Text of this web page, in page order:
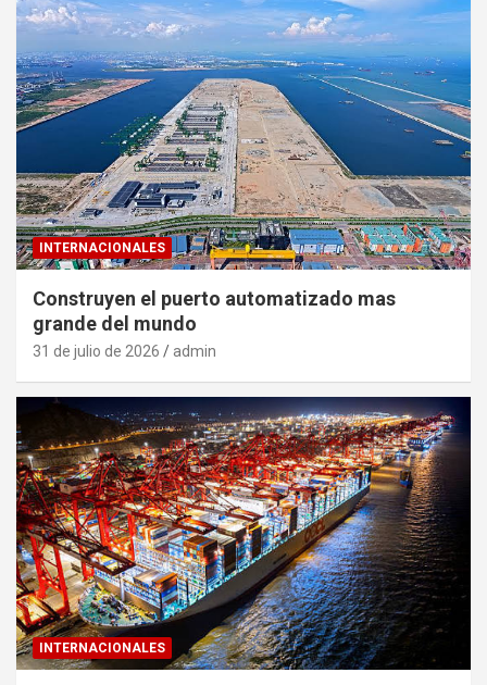
INTERNACIONALES
Construyen el puerto automatizado mas
grande del mundo
31 de julio de 2026 admin
INTERNACIONALES